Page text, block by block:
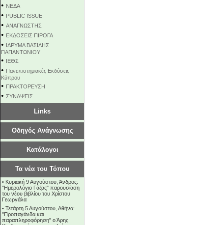
• NEΔΑ
• PUBLIC ISSUE
• ΑΝΑΓΝΩΣΤΗΣ
• ΕΚΔΟΣΕΙΣ ΠΙΡΟΓΑ
• ΙΔΡΥΜΑ ΒΑΣΙΛΗΣ
ΠΑΠΑΝΤΩΝΙΟΥ
• ΙΕΘΣ
• Πανεπιστημιακές Εκδόσεις
Κύπρου
• ΠΡΑΚΤΟΡΕΥΣΗ
• ΣΥΝΑΨΕΙΣ
Links
Οδηγός Ανάγνωσης
Κατάλογοι
Τα νέα του Τόπου
• Κυριακή 9 Αυγούστου, Άνδρος:
"Ημερολόγιο Γάζας" παρουσίαση
του νέου βιβλίου του Χρίστου
Γεωργάλα
• Τετάρτη 5 Αυγούστου, Αθήνα:
"Προπαγάνδα και
παραπληροφόρηση" ο Άρης